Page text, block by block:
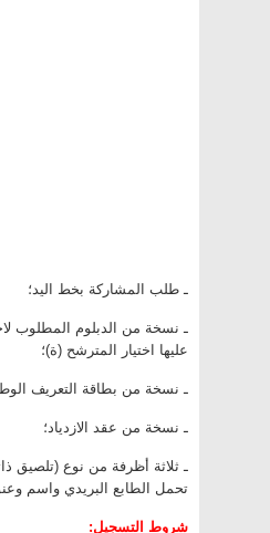
ـ طلب المشاركة بخط اليد؛
ـ نسخة من الدبلوم المطلوب
عليها اختيار المترشح (ة)؛
ـ نسخة من بطاقة التعريف
ـ نسخة من عقد الازدياد؛
تحمل الطابع البريدي واسم
شروط التسجيل: